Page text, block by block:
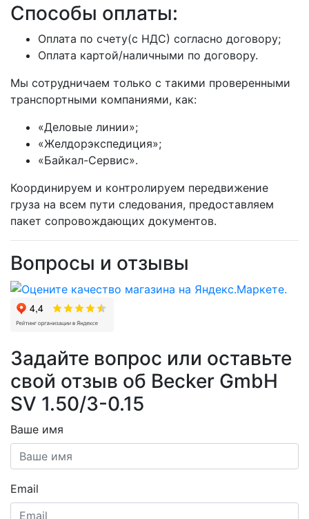
Способы оплаты:
Оплата по счету(с НДС) согласно договору;
Оплата картой/наличными по договору.
Мы сотрудничаем только с такими проверенными
транспортными компаниями, как:
«Деловые линии»;
«Желдорэкспедиция»;
«Байкал-Сервис».
Координируем и контролируем передвижение
груза на всем пути следования, предоставляем
пакет сопровождающих документов.
Вопросы и отзывы
Задайте вопрос или оставьте
свой отзыв об Becker GmbH
SV 1.50/3-0.15
Ваше имя
Email